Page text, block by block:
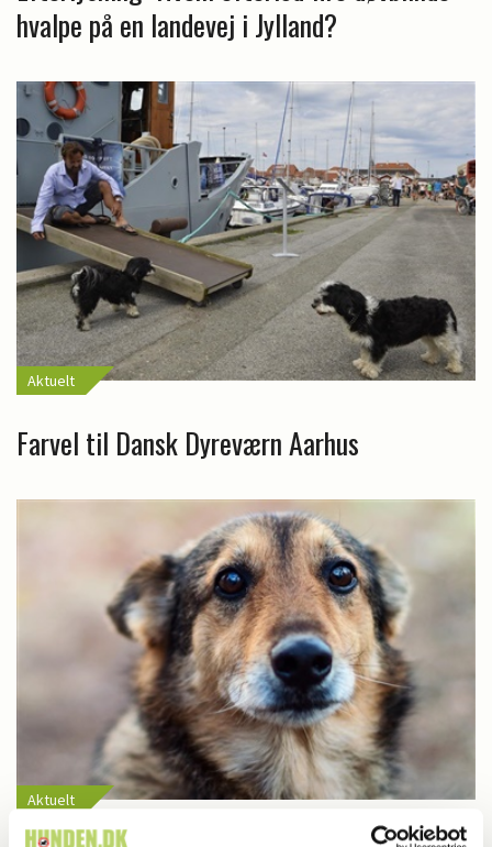
hvalpe på en landevej i Jylland?
Aktuelt
Farvel til Dansk Dyreværn Aarhus
Aktuelt